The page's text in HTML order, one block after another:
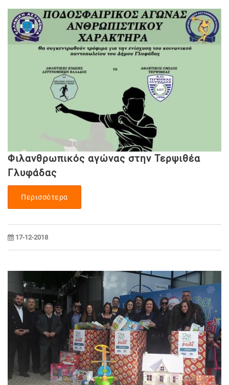
Φιλανθρωπικός αγώνας στην Τερψιθέα
Γλυφάδας
Περισσότερα
17-12-2018